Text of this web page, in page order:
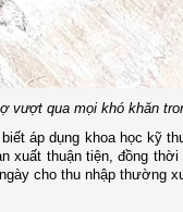
vượt qua mọi khó khăn
áp dụng khoa học kỹ
xuất thuận tiện, đồng
cho thu nhập thường